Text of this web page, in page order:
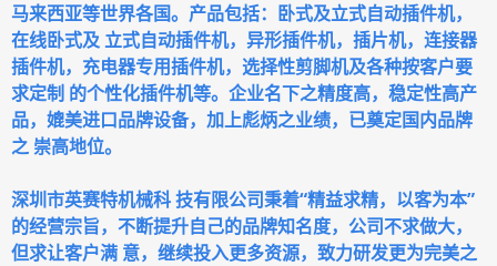
马来西亚等世界各国。产品包括：卧式及立式自动插件机，
在线卧式及 立式自动插件机，异形插件机，插片机，连接器
插件机，充电器专用插件机，选择性剪脚机及各种按客户要
求定制 的个性化插件机等。企业名下之精度高，稳定性高产
品，媲美进口品牌设备，加上彪炳之业绩，已奠定国内品牌
之 崇高地位。
深圳市英赛特机械科 技有限公司秉着“精益求精，以客为本”
的经营宗旨，不断提升自己的品牌知名度，公司不求做大，
但求让客户满 意，继续投入更多资源，致力研发更为完美之